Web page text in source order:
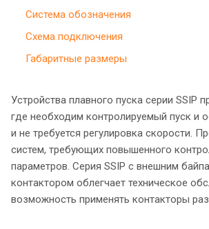
Система обозначения
Схема подключения
Габаритные размеры
Устройства плавного пуска серии SSIP
где необходим контролируемый пуск и
и не требуется регулировка скорости.
систем, требующих повышенного
параметров. Серия SSIP с внешним
контактором облегчает техническое
возможность применять контакторы